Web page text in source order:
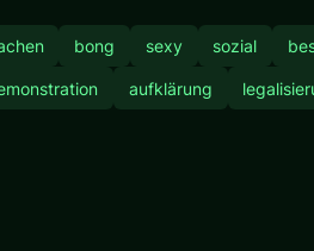
bong sexy sozial
aufklärung